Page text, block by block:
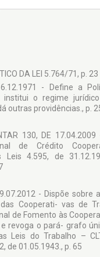
e obras jurídicas em
of Law); Docente
Cooperativo da ESA
DA LEI 5.764/71, p. 23
- Define a
institui o regime
outras providências., p.
130, DE
de Crédito
Leis 4.595, de
- Dispõe sobre
Cooperati- vas de
de Fomento às
e revoga o pará- grafo
Leis do Trabalho –
de 01.05.1943., p. 65